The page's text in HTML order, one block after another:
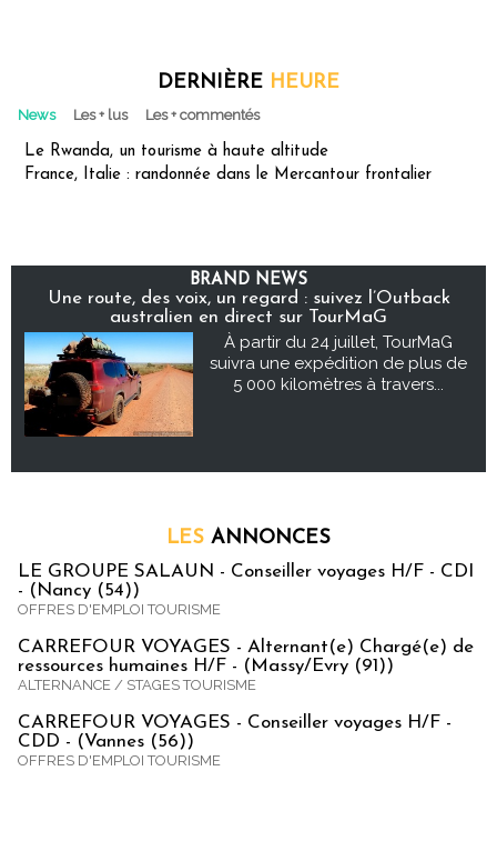
DERNIÈRE HEURE
News Les + lus Les + commentés
Le Rwanda, un tourisme à haute altitude
France, Italie : randonnée dans le Mercantour frontalier
BRAND NEWS
Une route, des voix, un regard : suivez l’Outback
australien en direct sur TourMaG
À partir du 24 juillet, TourMaG
suivra une expédition de plus de
5 000 kilomètres à travers...
LES ANNONCES
LE GROUPE SALAUN - Conseiller voyages H/F - CDI
- (Nancy (54))
OFFRES D'EMPLOI TOURISME
CARREFOUR VOYAGES - Alternant(e) Chargé(e) de
ressources humaines H/F - (Massy/Evry (91))
ALTERNANCE / STAGES TOURISME
CARREFOUR VOYAGES - Conseiller voyages H/F -
CDD - (Vannes (56))
OFFRES D'EMPLOI TOURISME